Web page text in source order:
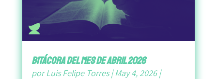
bitácora del mes de abril 2026
porLuis Felipe Torres|May 4, 2026|